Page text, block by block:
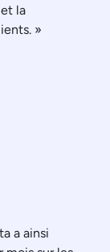
la
»
a ainsi